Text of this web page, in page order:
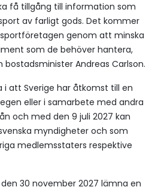
få tillgång till information som
av farligt gods. Det kommer
genom att minska
som de behöver hantera,
Andreas Carlson.
i att Sverige har åtkomst till en
eller i samarbete med andra
och med den 9 juli 2027 kan
myndigheter och som
medlemsstaters respektive
30 november 2027 lämna en